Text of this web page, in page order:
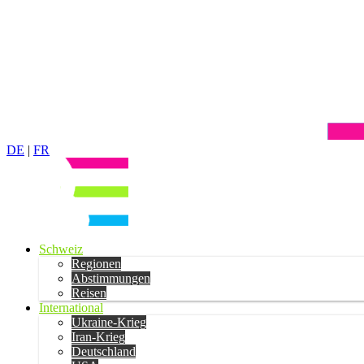
DE | FR
Schweiz
Regionen
Abstimmungen
Reisen
International
Ukraine-Krieg
Iran-Krieg
Deutschland